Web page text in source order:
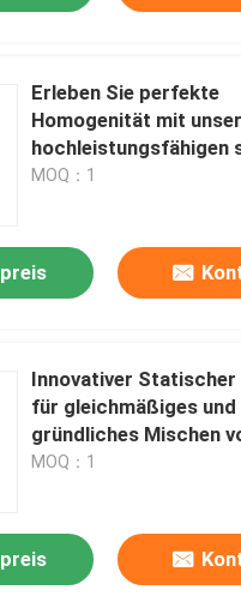
Erleben Sie perfekte
Homogenität mit
hochleistungsfähigen
Mixer
MOQ：1
Innovativer Statischer
für gleichmäßiges und
gründliches Mischen
Flüssigkeiten,
MOQ：1